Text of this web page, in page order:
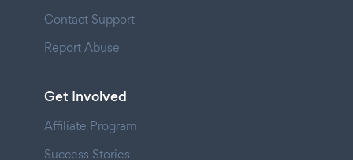
Contact Support
Report Abuse
Get Involved
Affiliate Program
Success Stories